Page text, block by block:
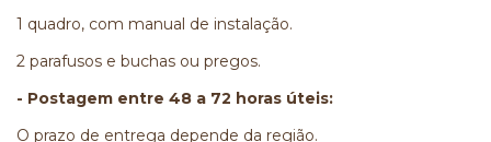
1 quadro, com manual de instalação.
2 parafusos e buchas ou pregos.
- Postagem entre 48 a 72 horas úteis:
O prazo de entrega depende da região.